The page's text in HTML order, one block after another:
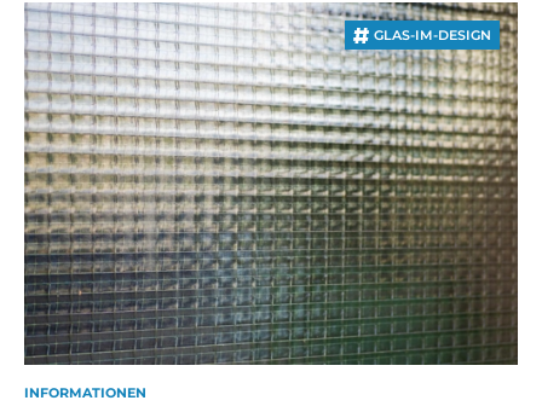
GLAS-IM-DESIGN
INFORMATIONEN